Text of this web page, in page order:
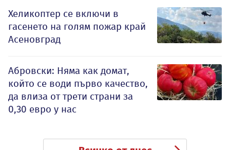
Хеликоптер се включи в
гасенето на голям пожар край
Асеновград
Абровски: Няма как домат,
който се води първо качество,
да влиза от трети страни за
0,30 евро у нас